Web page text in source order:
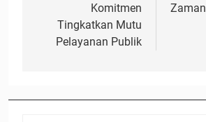
Komitmen
Tingkatkan Mutu
Pelayanan Publik
Zaman